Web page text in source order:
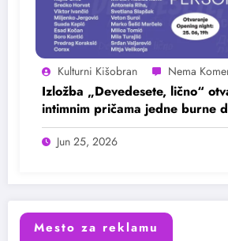
Kulturni Kišobran
Izložba „Devedesete, lično“
intimnim pričama jedne burne
Jun 25, 2026
Mesto za reklamu